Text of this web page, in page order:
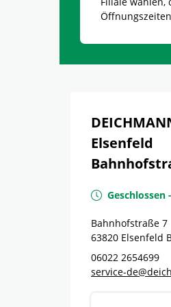
Elsenfeld
Geschlossen -
Bahnhofstraße 7
63820 Elsenfeld
06022 2654699
service-